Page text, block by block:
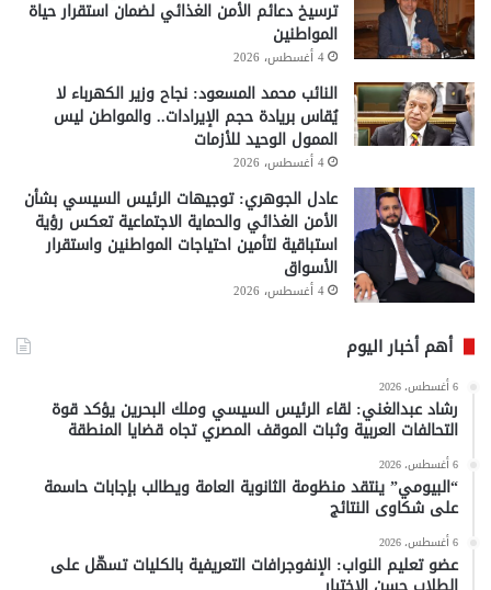
ترسيخ دعائم الأمن الغذائي لضمان استقرار حياة
المواطنين
4 أغسطس، 2026
النائب محمد المسعود: نجاح وزير الكهرباء لا
يُقاس بريادة حجم الإيرادات.. والمواطن ليس
الممول الوحيد للأزمات
4 أغسطس، 2026
عادل الجوهري: توجيهات الرئيس السيسي بشأن
الأمن الغذائي والحماية الاجتماعية تعكس رؤية
استباقية لتأمين احتياجات المواطنين واستقرار
الأسواق
4 أغسطس، 2026
أهم أخبار اليوم
6 أغسطس، 2026
رشاد عبدالغني: لقاء الرئيس السيسي وملك البحرين يؤكد قوة
التحالفات العربية وثبات الموقف المصري تجاه قضايا المنطقة
6 أغسطس، 2026
“البيومي” ينتقد منظومة الثانوية العامة ويطالب بإجابات حاسمة
على شكاوى النتائج
6 أغسطس، 2026
عضو تعليم النواب: الإنفوجرافات التعريفية بالكليات تسهّل على